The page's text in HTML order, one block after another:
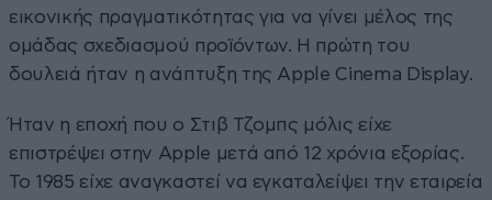
εικονικής πραγματικότητας για να γίνει μέλος της
ομάδας σχεδιασμού προϊόντων. Η πρώτη του
δουλειά ήταν η ανάπτυξη της Apple Cinema Display.
Ήταν η εποχή που ο Στιβ Τζομπς μόλις είχε
επιστρέψει στην Apple μετά από 12 χρόνια εξορίας.
Το 1985 είχε αναγκαστεί να εγκαταλείψει την εταιρεία